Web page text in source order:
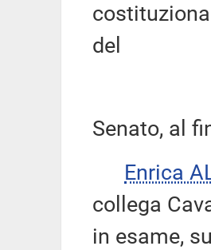
del
Senato, al
Enrica
collega
in esame,